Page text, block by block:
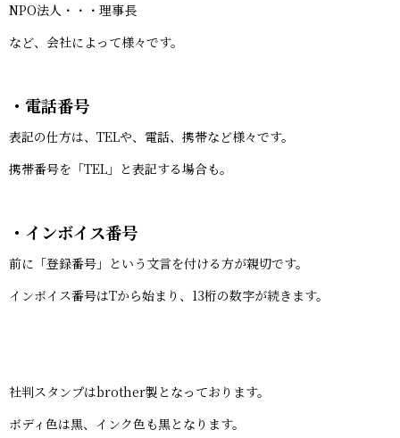
NPO法人・・・理事長
など、会社によって様々です。
・電話番号
表記の仕方は、TELや、電話、携帯など様々です。
携帯番号を「TEL」と表記する場合も。
・インボイス番号
前に「登録番号」という文言を付ける方が親切です。
インボイス番号はTから始まり、13桁の数字が続きます。
社判スタンプはbrother製となっております。
ボディ色は黒、インク色も黒となります。